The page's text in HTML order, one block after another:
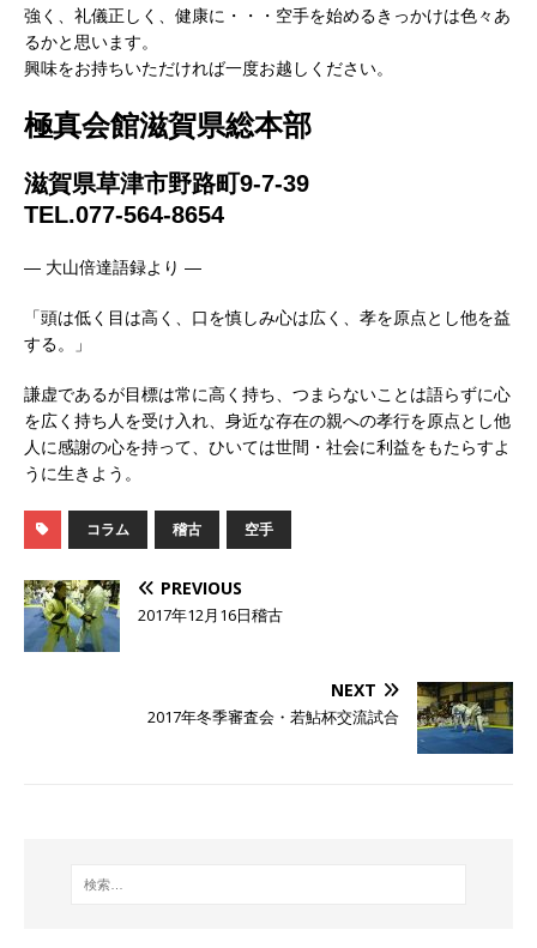
強く、礼儀正しく、健康に・・・空手を始めるきっかけは色々あ
るかと思います。
興味をお持ちいただければ一度お越しください。
極真会館滋賀県総本部
滋賀県草津市野路町9-7-39
TEL.077-564-8654
— 大山倍達語録より —
「頭は低く目は高く、口を慎しみ心は広く、孝を原点とし他を益
する。」
謙虚であるが目標は常に高く持ち、つまらないことは語らずに心
を広く持ち人を受け入れ、身近な存在の親への孝行を原点とし他
人に感謝の心を持って、ひいては世間・社会に利益をもたらすよ
うに生きよう。
コラム 稽古 空手
PREVIOUS
2017年12月16日稽古
NEXT
2017年冬季審査会・若鮎杯交流試合